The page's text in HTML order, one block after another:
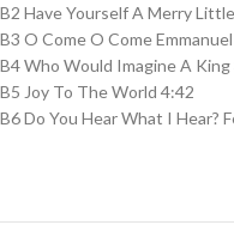
B2 Have Yourself A Merry
B3 O Come O Come
B4 Who Would Imagine A
B5 Joy To The World 4:42
B6 Do You Hear What I Hear?